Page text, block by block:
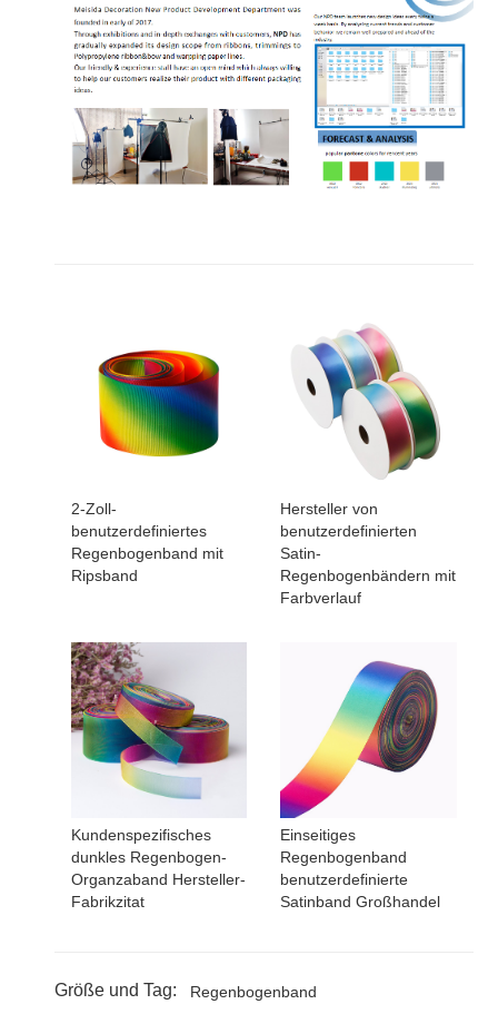
2-Zoll-
benutzerdefiniertes
Regenbogenband mit
Ripsband
Hersteller von
benutzerdefinierten
Satin-
Regenbogenbändern mit
Farbverlauf
Kundenspezifisches
dunkles Regenbogen-
Organzaband Hersteller-
Fabrikzitat
Einseitiges
Regenbogenband
benutzerdefinierte
Satinband Großhandel
Größe und Tag:
Regenbogenband